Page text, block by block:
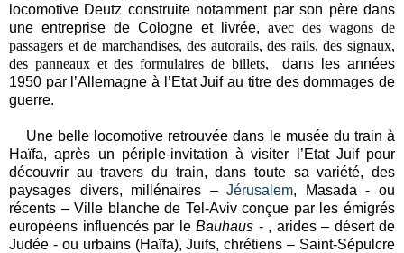
locomotive Deutz construite notamment par son père dans
une entreprise de Cologne et livrée, avec des wagons de
passagers et de marchandises, des autorails, des rails, des signaux,
des panneaux et des formulaires de billets,
dans les années
1950 par l’Allemagne à l’Etat Juif au titre des dommages de
guerre.
Une belle locomotive retrouvée dans le musée du train à
Haïfa, après un périple-invitation à visiter l’Etat Juif pour
découvrir au travers du train, dans toute sa variété, des
paysages divers, millénaires –Jérusalem, Masada - ou
récents – Ville blanche de Tel-Aviv conçue par les émigrés
européens influencés par le Bauhaus - , arides – désert de
Judée - ou urbains (Haïfa), Juifs, chrétiens – Saint-Sépulcre